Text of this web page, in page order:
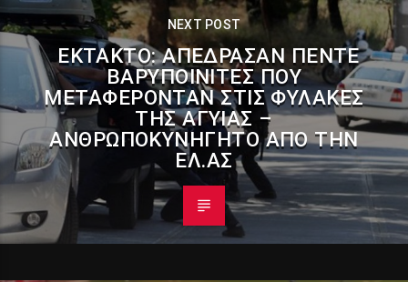
NEXT POST
ΕΚΤΑΚΤΟ: ΑΠΈΔΡΑΣΑΝ ΠΈΝΤΕ
ΒΑΡΥΠΟΙΝΊΤΕΣ ΠΟΥ
ΜΕΤΑΦΈΡΟΝΤΑΝ ΣΤΙΣ ΦΥΛΑΚΈΣ
ΤΗΣ ΑΓΥΙΆΣ –
ΑΝΘΡΩΠΟΚΥΝΗΓΗΤΌ ΑΠΌ ΤΗΝ
ΕΛ.ΑΣ